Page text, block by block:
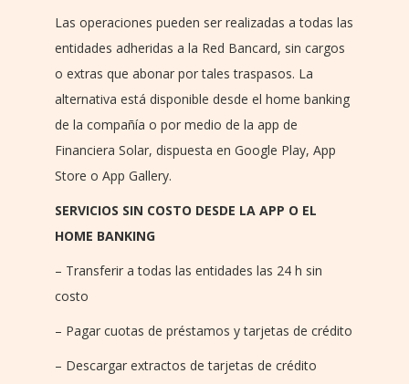
Las operaciones pueden ser realizadas a todas las
entidades adheridas a la Red Bancard, sin cargos
o extras que abonar por tales traspasos. La
alternativa está disponible desde el home banking
de la compañía o por medio de la app de
Financiera Solar, dispuesta en Google Play, App
Store o App Gallery.
SERVICIOS SIN COSTO DESDE LA APP O EL
HOME BANKING
– Transferir a todas las entidades las 24 h sin
costo
– Pagar cuotas de préstamos y tarjetas de crédito
– Descargar extractos de tarjetas de crédito